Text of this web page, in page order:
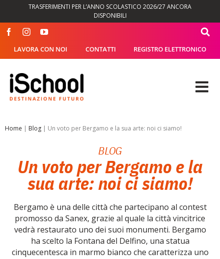
contenuto
TRASFERIMENTI PER L’ANNO SCOLASTICO 2026/27 ANCORA
DISPONIBILI
LAVORA CON NOI CONTATTI REGISTRO ELETTRONICO
SEGRETERIA
ISCHOOL
NOVITÀ
Home | Blog| Un voto per Bergamo e la sua arte: noi ci siamo!
BLOG
Un voto per Bergamo e la
sua arte: noi ci siamo!
Bergamo è una delle città che partecipano al contest
promosso da Sanex, grazie al quale la città vincitrice
vedrà restaurato uno dei suoi monumenti. Bergamo
ha scelto la Fontana del Delfino, una statua
cinquecentesca in marmo bianco che caratterizza uno